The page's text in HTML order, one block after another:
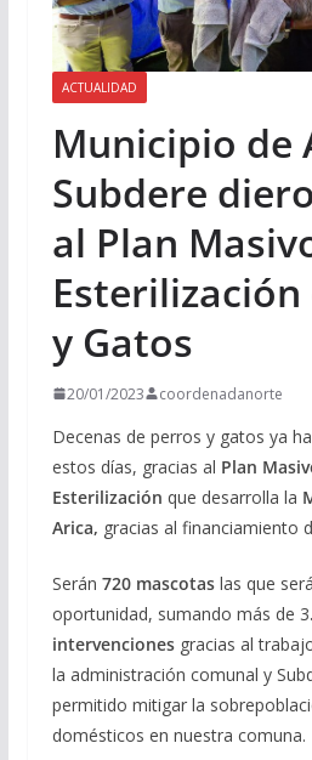
ACTUALIDAD
Municipio de
Subdere
al Plan
y Gatos
20/01/2023 coordenadanorte
Decenas de perros y gatos ya
estos días, gracias al Plan
Esterilización que desarrolla la
Arica, gracias al financiamiento
Serán 720 mascotaslas que
oportunidad, sumando más de 3
intervencionesgracias al
la administración comunal y
permitido mitigar la
domésticos en nuestra comuna.